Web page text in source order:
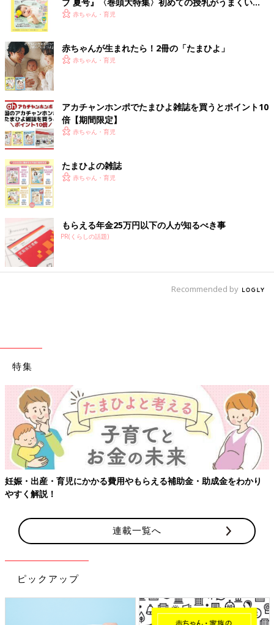
く！ おっぱい・ミルクの基本と夏のトラブル 解決テ
赤ちゃん・育児
赤ちゃんが生まれたら！2冊の「たまひよ」
赤ちゃん・育児
アカチャンホンポでたまひよ雑誌を買うとポイント10
倍【期間限定】
赤ちゃん・育児
たまひよの雑誌
赤ちゃん・育児
もらえる年金25万円以下の人が知るべき事
PR(くらしの話題)
Recommended by
特集
金・助成金をわかり 【ワクチン接種できるものも】妊婦の感染
連載一覧へ
ピックアップ